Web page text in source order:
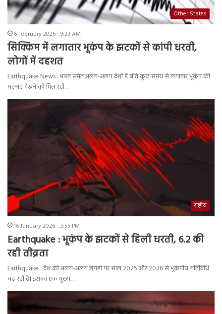
Other States
6 February 2026 - 9:33 AM
सिक्किम में लगातार भूकंप के झटकों से कांपी धरती,
लोगों में दहशत
Earthquake News : भारत समेत अलग-अलग देशों में बीते कुछ समय से लगातार भूकंप की
घटनाएं देखने को मिल रही…
राष्ट्रीय
16 January 2026 - 3:55 PM
Earthquake : भूकंप के झटकों से हिली धरती, 6.2 की
रही तीव्रता
Earthquake : देश की अलग-अलग जगहों पर साल 2025 और 2026 से भूकंपीय गतिविधि
बढ़ रही है। इसका एक मुख्य…